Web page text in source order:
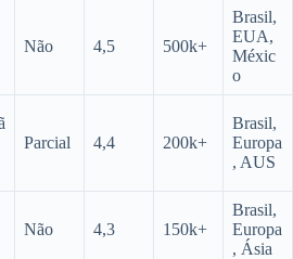
Não 4,5 500k+
Brasil,
EUA,
Méxic
o
Parcial 4,4 200k+
Brasil,
Europa
, AUS
Não 4,3 150k+
Brasil,
Europa
, Ásia